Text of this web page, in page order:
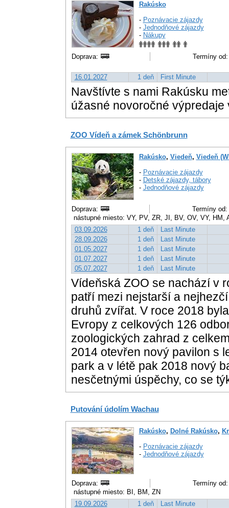
Rakúsko
- Poznávacie zájazdy
- Jednodňové zájazdy
- Nákupy
Doprava: Termíny
16.01.2027 1 deň First Minute
Navštívte s nami Rakúsku
úžasné novoročné
ZOO Vídeň a zámek Schönbrunn
Rakúsko, Viedeň, Viedeň
- Poznávacie zájazdy
- Detské zájazdy, tábory
- Jednodňové zájazdy
Doprava:
Termíny
nástupné miesto: VY, PV, ZR, JI, BV, OV, VY, HM,
03.09.2026
1 deň
Last Minute
28.09.2026
1 deň
Last Minute
01.05.2027
1 deň
Last Minute
01.07.2027
1 deň
Last Minute
05.07.2027
1 deň Last Minute
Vídeňská ZOO se nachází v
patří mezi nejstarší a
druhů zvířat. V roce 2018
Evropy z celkových 126
zoologických zahrad z
2014 otevřen nový pavilon s
park a v létě pak 2018 nový
nesčetnými úspěchy, co se
Putování údolím Wachau
Rakúsko, Dolné Rakúsko,
- Poznávacie zájazdy
- Jednodňové zájazdy
Doprava:
Termíny
nástupné miesto: BI, BM, ZN
19.09.2026
1 deň
Last Minute